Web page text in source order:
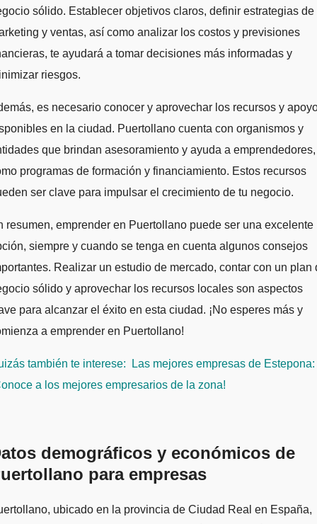
sólido. Establecer objetivos claros, definir estrategias de
y ventas, así como analizar los costos y previsiones
te ayudará a tomar decisiones más informadas y
riesgos.
es necesario conocer y aprovechar los recursos y
en la ciudad. Puertollano cuenta con organismos y
que brindan asesoramiento y ayuda a emprendedores,
programas de formación y financiamiento. Estos recursos
ser clave para impulsar el crecimiento de tu negocio.
resumen, emprender en Puertollano puede ser una excelente
siempre y cuando se tenga en cuenta algunos consejos
Realizar un estudio de mercado, contar con un plan
sólido y aprovechar los recursos locales son aspectos
para alcanzar el éxito en esta ciudad. ¡No esperes más y
a emprender en Puertollano!
también te interese:
Las mejores empresas de Estepona:
a los mejores empresarios de la zona!
demográficos y económicos de
para empresas
ubicado en la provincia de Ciudad Real en España,